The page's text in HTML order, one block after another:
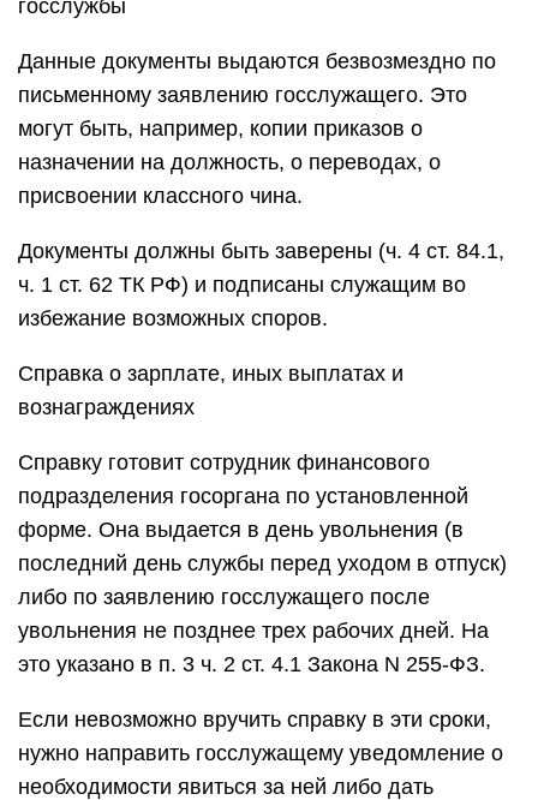
госслужбы
Данные документы выдаются безвозмездно по
письменному заявлению госслужащего. Это
могут быть, например, копии приказов о
назначении на должность, о переводах, о
присвоении классного чина.
Документы должны быть заверены (ч. 4 ст. 84.1,
ч. 1 ст. 62 ТК РФ) и подписаны служащим во
избежание возможных споров.
Справка о зарплате, иных выплатах и
вознаграждениях
Справку готовит сотрудник финансового
подразделения госоргана по установленной
форме. Она выдается в день увольнения (в
последний день службы перед уходом в отпуск)
либо по заявлению госслужащего после
увольнения не позднее трех рабочих дней. На
это указано в п. 3 ч. 2 ст. 4.1 Закона N 255-ФЗ.
Если невозможно вручить справку в эти сроки,
нужно направить госслужащему уведомление о
необходимости явиться за ней либо дать